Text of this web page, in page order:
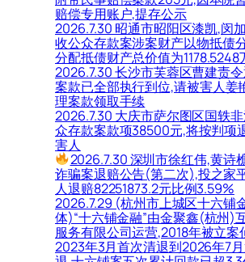
赔偿专用账户,提存公示
2026.7.30 昭通市昭阳区漆凯,闵
收公众存款案涉案财产以物抵债
分配抵债财产总价值为1178.5248
2026.7.30 长沙市芙蓉区曹建责
案款已全部执行到位,请被害人姜
理案款领取手续
2026.7.30 大庆市萨尔图区国轶
众存款案款项38500元,将按判项
害人
2026.7.30 深圳市徐红伟,黄诗
诈骗案退赔公告(第二次),投之家
人退赔82251873.2元比例3.59%
2026.7.29 (杭州市上城区十六铺
体)“十六铺金融”由金聚鑫(杭州)
服务有限公司运营,2018年被立案
2023年3月首次清退到2026年7